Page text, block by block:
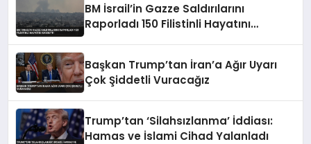
BM İsrail’in Gazze Saldırılarını
Raporladı 150 Filistinli Hayatını
Başkan Trump’tan İran’a Ağır Uyarı
Çok Şiddetli Vuracağız
Trump’tan ‘Silahsızlanma’ İddiası:
Hamas ve İslami Cihad Yalanladı